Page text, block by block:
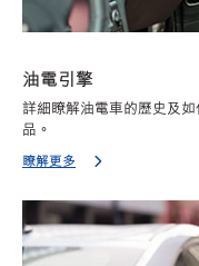
油電引擎
詳細瞭解油電車的歷史及
品。
瞭解更多